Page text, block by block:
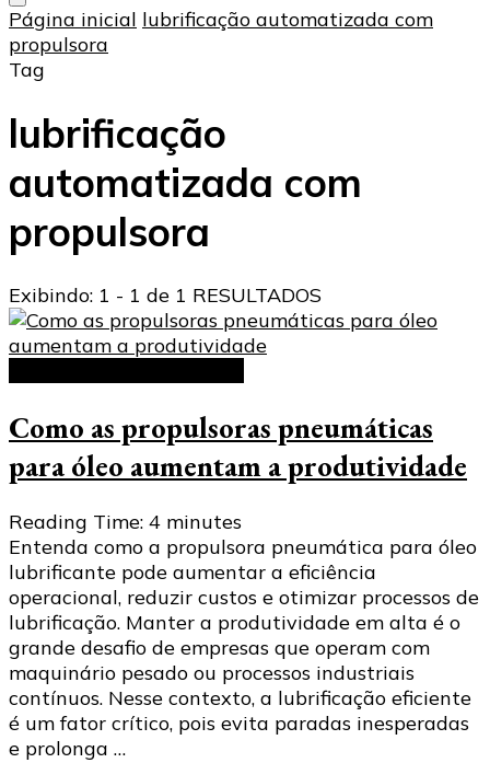
Página inicial lubrificação automatizada com
propulsora
Tag
lubrificação
automatizada com
propulsora
Exibindo: 1 - 1 de 1 RESULTADOS
Como as propulsoras pneumáticas
para óleo aumentam a produtividade
Reading Time: 4 minutes
Entenda como a propulsora pneumática para óleo
lubrificante pode aumentar a eficiência
operacional, reduzir custos e otimizar processos de
lubrificação. Manter a produtividade em alta é o
grande desafio de empresas que operam com
maquinário pesado ou processos industriais
contínuos. Nesse contexto, a lubrificação eficiente
é um fator crítico, pois evita paradas inesperadas
e prolonga …